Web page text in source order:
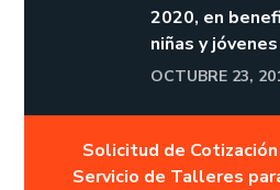
2020, en
niñas y
OCTUBRE 23,
Solicitud de
Servicio de Talleres